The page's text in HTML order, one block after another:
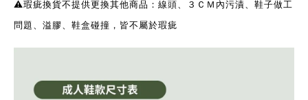
⚠️瑕疵換貨不提供更換其他商品：線頭、３ＣＭ內污漬、鞋子做工
問題、溢膠、鞋盒碰撞，皆不屬於瑕疵